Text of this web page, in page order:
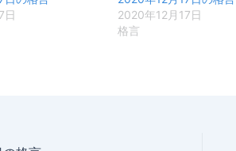
日
2020年12月17日
格言